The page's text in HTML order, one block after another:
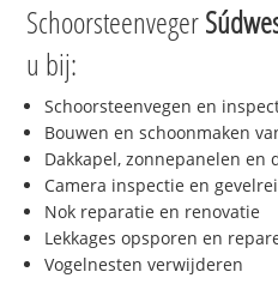
Schoorsteenveger
u bij:
Schoorsteenvegen en
Bouwen en schoonmaken
Dakkapel, zonnepanelen en
Camera inspectie en
Nok reparatie en renovatie
Lekkages opsporen en
Vogelnesten verwijderen